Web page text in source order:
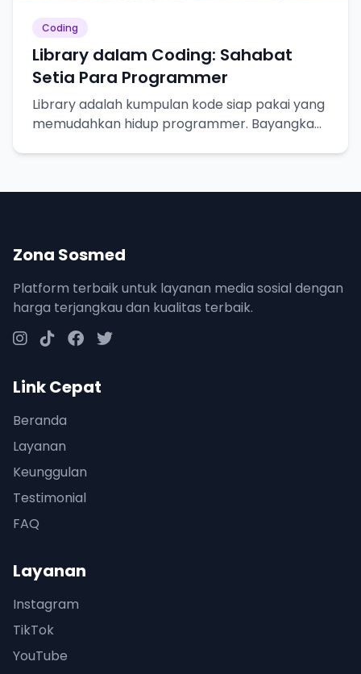
Coding
Library dalam Coding: Sahabat
Setia Para Programmer
Library adalah kumpulan kode siap pakai yang
memudahkan hidup programmer. Bayangkan
Zona Sosmed
Platform terbaik untuk layanan media sosial dengan
harga terjangkau dan kualitas terbaik.
Link Cepat
Beranda
Layanan
Keunggulan
Testimonial
FAQ
Layanan
Instagram
TikTok
YouTube